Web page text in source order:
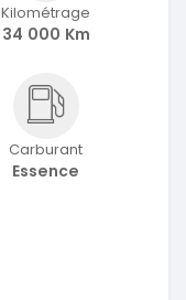
Kilométrage
34 000 Km
Carburant
Essence